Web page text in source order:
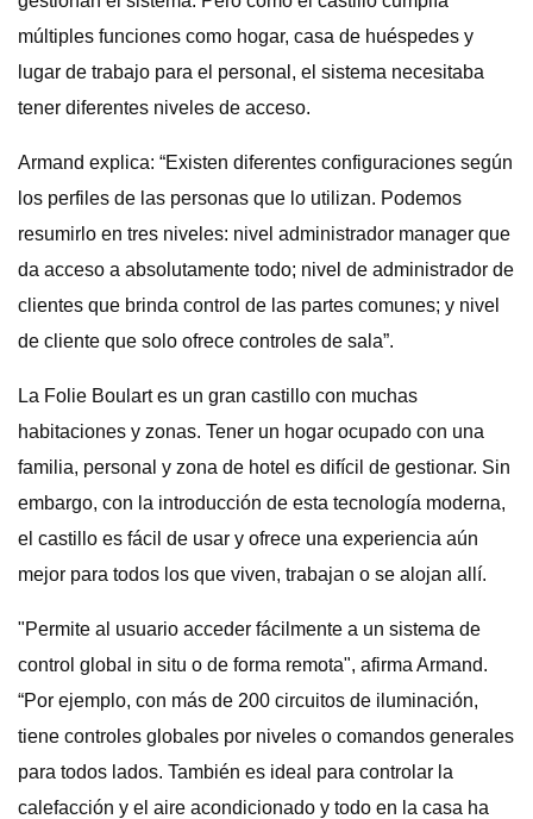
múltiples funciones como hogar, casa de huéspedes y
lugar de trabajo para el personal, el sistema necesitaba
tener diferentes niveles de acceso.
Armand explica: “Existen diferentes configuraciones según
los perfiles de las personas que lo utilizan. Podemos
resumirlo en tres niveles: nivel administrador manager que
da acceso a absolutamente todo; nivel de administrador de
clientes que brinda control de las partes comunes; y nivel
de cliente que solo ofrece controles de sala”.
La Folie Boulart es un gran castillo con muchas
habitaciones y zonas. Tener un hogar ocupado con una
familia, personal y zona de hotel es difícil de gestionar. Sin
embargo, con la introducción de esta tecnología moderna,
el castillo es fácil de usar y ofrece una experiencia aún
mejor para todos los que viven, trabajan o se alojan allí.
"Permite al usuario acceder fácilmente a un sistema de
control global in situ o de forma remota", afirma Armand.
“Por ejemplo, con más de 200 circuitos de iluminación,
tiene controles globales por niveles o comandos generales
para todos lados. También es ideal para controlar la
calefacción y el aire acondicionado y todo en la casa ha